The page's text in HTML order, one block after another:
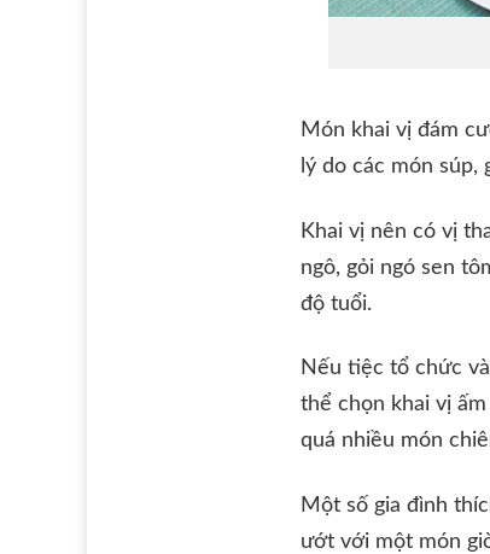
Món khai vị đám
lý do các món súp,
Khai vị nên có vị
ngô, gỏi ngó sen
độ tuổi.
Nếu tiệc tổ chức
thể chọn khai vị
quá nhiều món
Một số gia đình
ướt với một món